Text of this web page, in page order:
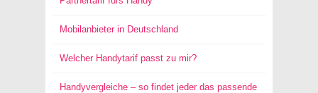
Mobilanbieter in Deutschland
Welcher Handytarif passt zu mir?
Handyvergleiche – so findet jeder das passende